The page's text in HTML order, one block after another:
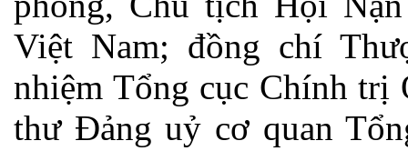
Việt Nam; đồng chí
nhiệm Tổng cục Chính trị
thư Đảng uỷ cơ quan